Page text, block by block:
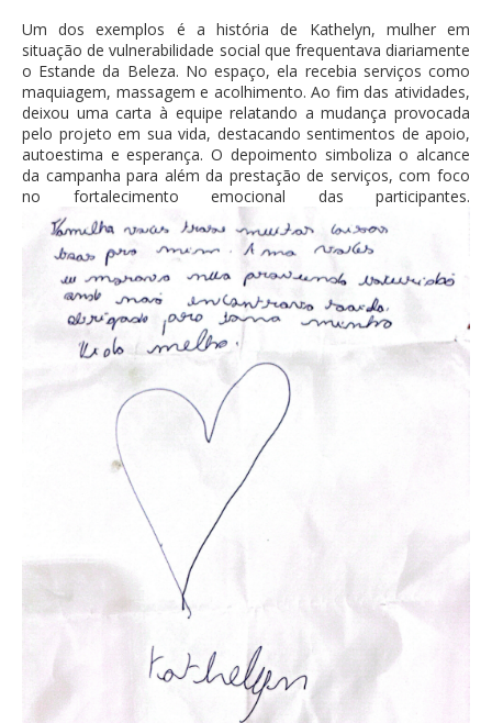
Um dos exemplos é a história de Kathelyn, mulher em
situação de vulnerabilidade social que frequentava diariamente
o Estande da Beleza. No espaço, ela recebia serviços como
maquiagem, massagem e acolhimento. Ao fim das atividades,
deixou uma carta à equipe relatando a mudança provocada
pelo projeto em sua vida, destacando sentimentos de apoio,
autoestima e esperança. O depoimento simboliza o alcance
da campanha para além da prestação de serviços, com foco
no fortalecimento emocional das participantes.